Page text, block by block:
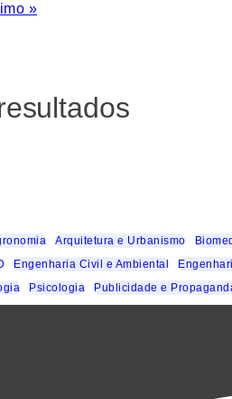
»
Arquitetura e Urbanismo
Engenharia Civil e Ambiental
Psicologia Publicidade e